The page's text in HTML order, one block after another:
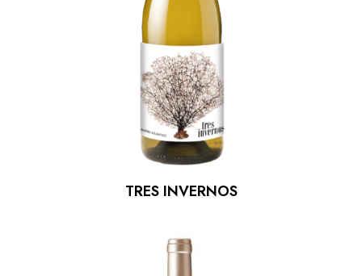
TRES INVERNOS